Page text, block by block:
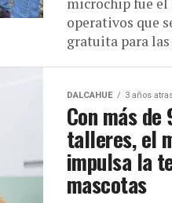
operativos que
gratuita para las
DALCAHUE 3 años
Con más
talleres, el
impulsa la
mascotas